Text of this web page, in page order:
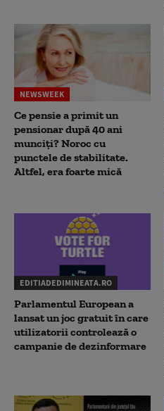
NEWSWEEK
Ce pensie a primit un
pensionar după 40 ani
munciți? Noroc cu
punctele de stabilitate.
Altfel, era foarte mică
EDITIADEDIMINEATA.RO
Parlamentul European a
lansat un joc gratuit în care
utilizatorii controlează o
campanie de dezinformare